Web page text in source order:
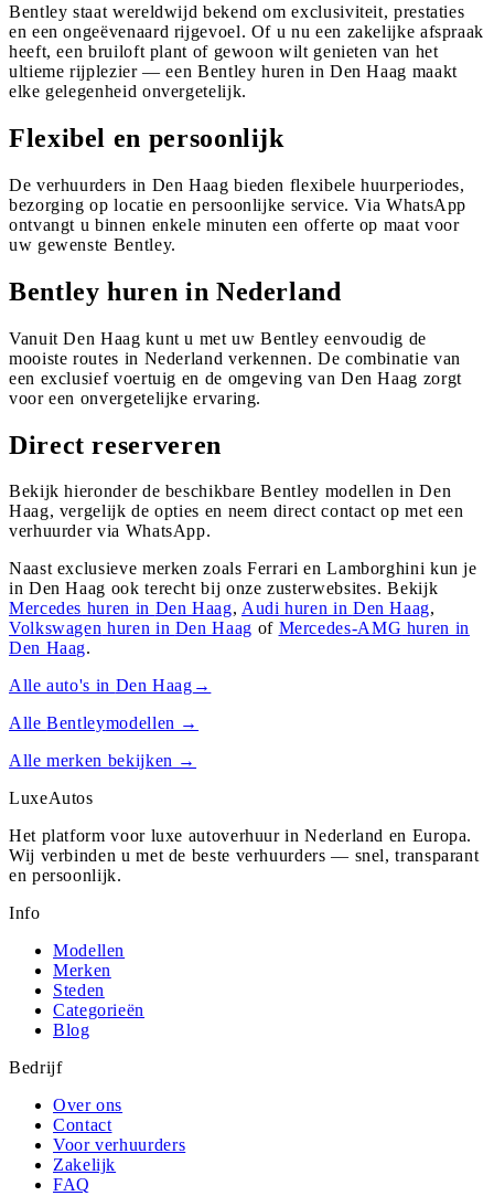
Bentley staat wereldwijd bekend om exclusiviteit, prestaties
en een ongeëvenaard rijgevoel. Of u nu een zakelijke afspraak
heeft, een bruiloft plant of gewoon wilt genieten van het
ultieme rijplezier — een Bentley huren in Den Haag maakt
elke gelegenheid onvergetelijk.
Flexibel en persoonlijk
De verhuurders in Den Haag bieden flexibele huurperiodes,
bezorging op locatie en persoonlijke service. Via WhatsApp
ontvangt u binnen enkele minuten een offerte op maat voor
uw gewenste Bentley.
Bentley huren in Nederland
Vanuit Den Haag kunt u met uw Bentley eenvoudig de
mooiste routes in Nederland verkennen. De combinatie van
een exclusief voertuig en de omgeving van Den Haag zorgt
voor een onvergetelijke ervaring.
Direct reserveren
Bekijk hieronder de beschikbare Bentley modellen in Den
Haag, vergelijk de opties en neem direct contact op met een
verhuurder via WhatsApp.
Naast exclusieve merken zoals Ferrari en Lamborghini kun je
in Den Haag ook terecht bij onze zusterwebsites. Bekijk
Mercedes huren in Den Haag, Audi huren in Den Haag,
Volkswagen huren in Den Haag of Mercedes-AMG huren in
Den Haag.
Alle auto's in Den Haag →
AlleBentleymodellen →
Alle merken bekijken →
LuxeAutos
Het platform voor luxe autoverhuur in Nederland en Europa.
Wij verbinden u met de beste verhuurders — snel, transparant
en persoonlijk.
Info
Modellen
Merken
Steden
Categorieën
Blog
Bedrijf
Over ons
Contact
Voor verhuurders
Zakelijk
FAQ